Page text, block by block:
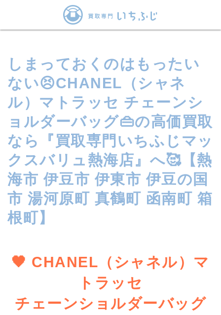
しまっておくのはもったい
ない😣CHANEL（シャネ
ル）マトラッセ チェーンシ
ョルダーバッグ👜の高価買取
なら『買取専門いちふじマッ
クスバリュ熱海店』へ🥰【熱
海市 伊豆市 伊東市 伊豆の国
市 湯河原町 真鶴町 函南町 箱
根町】
🖤 CHANEL（シャネル）マ
トラッセ
チェーンショルダーバッグ